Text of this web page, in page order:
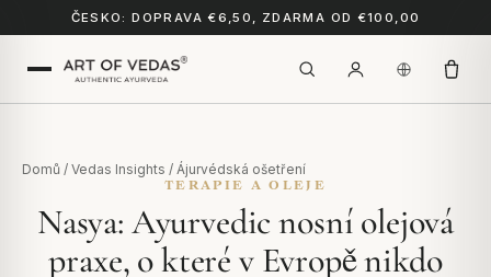
ČESKO: DOPRAVA €6,50, ZDARMA OD €100,00
Domů / Vedas Insights / Ájurvédská ošetření
TERAPIE A OLEJE
Nasya: Ayurvedic nosní olejová
praxe, o které v Evropě nikdo